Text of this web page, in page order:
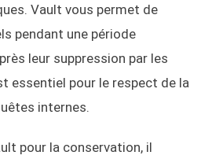
Vault vous permet de
pendant une période
leur suppression par les
essentiel pour le respect de la
internes.
pour la conservation, il